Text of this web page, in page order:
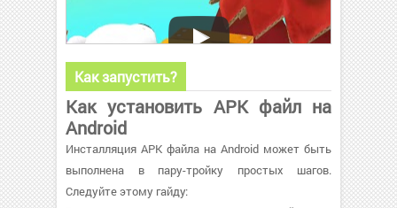
Как запустить?
Как установить APK файл на
Android
Инсталляция APK файла на Android может быть
выполнена в пару-тройку простых шагов.
Следуйте этому гайду: